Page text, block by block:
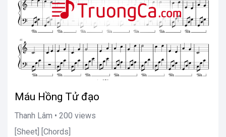
Máu Hồng Tử đạo
Thanh Lâm • 200 views
[Sheet] [Chords]